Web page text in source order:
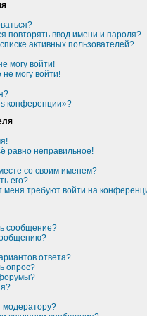
повторять ввод имени и пароля?
активных пользователей?
могу войти!
могу войти!
конференции»?
равно неправильное!
со своим именем?
его?
меня требуют войти на
сообщение?
ответа?
опрос?
модератору?